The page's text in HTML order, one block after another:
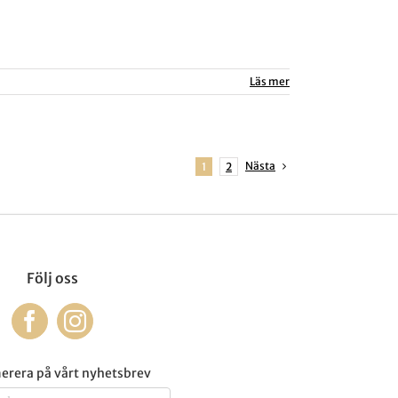
Läs mer
1 2 Nästa
Följ oss
på vårt nyhetsbrev